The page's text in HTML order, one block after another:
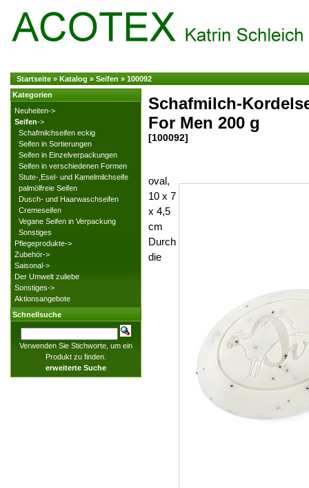
Startseite » Katalog » Seifen » 100092
Schafmilch-
For Men 200 g
[100092]
oval,
10 x 7
x 4,5
cm
Durch
die
Kategorien
Neuheiten->
Seifen->
Schafmilchseifen eckig
Seifen in Sortierungen
Seifen in Einzelverpackungen
Seifen in verschiedenen Formen
Stute-,Esel- und Kamelmilchseife
palmölfreie Seifen
Dusch- und Haarwaschseifen
Cremeseifen
Vegane Seifen in Verpackung
Sonstiges
Pflegeprodukte->
Zubehör->
Saisonal->
Der Umwelt zuliebe
Sonstiges->
Aktionsangebote
Schnellsuche
Verwenden Sie Stichworte, um ein
Produkt zu finden.
erweiterte Suche